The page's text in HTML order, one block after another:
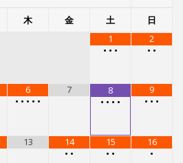
木 金 土
日
1
• • •
2
• •
6
• • • • •
7
8
• • • •
9
• • •
13
14
• •
15
• •
16
•